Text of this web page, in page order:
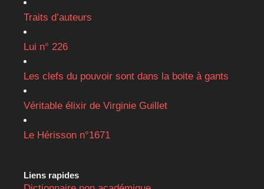
Traits d’auteurs
Lui n° 226
Les clefs du pouvoir sont dans la boite à gants
Véritable élixir de Virginie Guillet
Le Hérisson n°1671
Liens rapides